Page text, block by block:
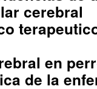
cerebral
en
de la